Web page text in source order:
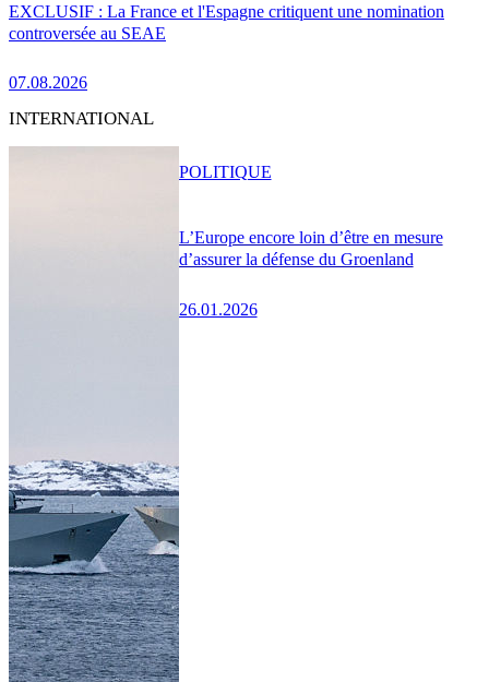
EXCLUSIF : La France et l'Espagne critiquent une nomination
controversée au SEAE
07.08.2026
INTERNATIONAL
L’Europe encore loin d’être en mesure
d’assurer la défense du Groenland
26.01.2026
POLITIQUE